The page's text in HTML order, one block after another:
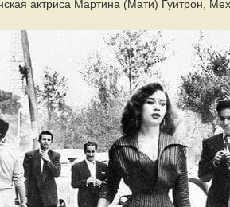
актриса Мартина (Мати) Гуитрон,